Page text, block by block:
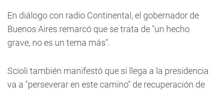
En diálogo con radio Continental, el gobernador de
Buenos Aires remarcó que se trata de "un hecho
grave, no es un tema más".
Scioli también manifestó que si llega a la presidencia
va a "perseverar en este camino" de recuperación de